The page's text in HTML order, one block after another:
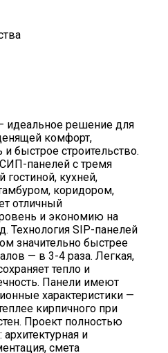
решение для
комфорт,
быстрое строительство.
панелей с тремя
гостиной, кухней,
коридором,
отличный
и экономию на
Технология SIP-панелей
значительно быстрее
— в 3-4 раза. Легкая,
тепло и
Панели имеют
характеристики —
кирпичного при
Проект полностью
архитектурная и
смета